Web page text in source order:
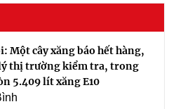
Một cây xăng báo hết hàng,
thị trường kiểm tra, trong
5.409 lít xăng E10